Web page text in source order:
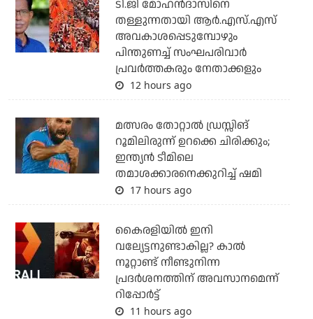
ടി.ജി മോഹന്‍ദാസിനെ
തള്ളുന്നതായി ആര്‍.എസ്.എസ്
അവകാശപ്പെടുമ്പോഴും
പിന്തുണച്ച് സംഘപരിവാര്‍
പ്രവര്‍ത്തകരും നേതാക്കളും
12 hours ago
മത്സരം തോറ്റാല്‍ ഡ്രസ്സിങ്
റൂമിലിരുന്ന് ഉറക്കെ ചിരിക്കും;
ഇന്ത്യന്‍ ടീമിലെ
തമാശക്കാരനെക്കുറിച്ച് ഷമി
17 hours ago
കൈരളിയില്‍ ഇനി
വല്യേട്ടനുണ്ടാകില്ല? കാല്‍
നൂറ്റാണ്ട് നീണ്ടുനിന്ന
പ്രദര്‍ശനത്തിന് അവസാനമെന്ന്
റിപ്പോര്‍ട്ട്
11 hours ago